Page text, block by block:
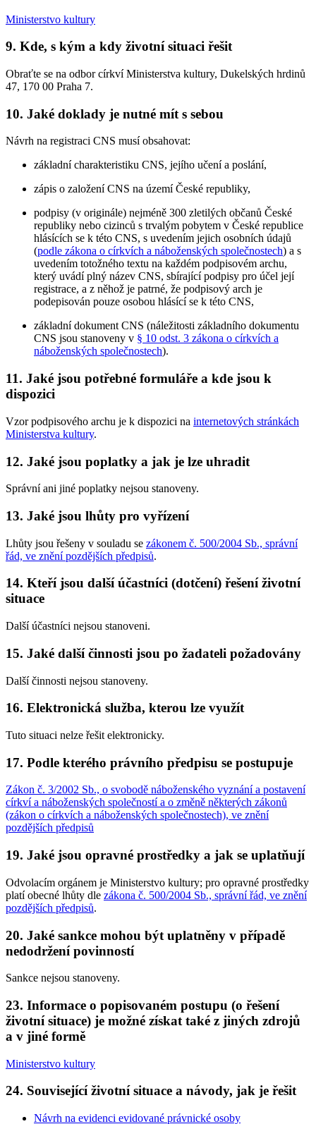
Ministerstvo kultury
9. Kde, s kým a kdy životní situaci řešit
Obraťte se na odbor církví Ministerstva kultury, Dukelských hrdinů
47, 170 00 Praha 7.
10. Jaké doklady je nutné mít s sebou
Návrh na registraci CNS musí obsahovat:
základní charakteristiku CNS, jejího učení a poslání,
zápis o založení CNS na území České republiky,
podpisy (v originále) nejméně 300 zletilých občanů České
republiky nebo cizinců s trvalým pobytem v České republice
hlásících se k této CNS, s uvedením jejich osobních údajů
(podle zákona o církvích a náboženských společnostech) a s
uvedením totožného textu na každém podpisovém archu,
který uvádí plný název CNS, sbírající podpisy pro účel její
registrace, a z něhož je patrné, že podpisový arch je
podepisován pouze osobou hlásící se k této CNS,
základní dokument CNS (náležitosti základního dokumentu
CNS jsou stanoveny v § 10 odst. 3 zákona o církvích a
náboženských společnostech).
11. Jaké jsou potřebné formuláře a kde jsou k
dispozici
Vzor podpisového archu je k dispozici na internetových stránkách
Ministerstva kultury.
12. Jaké jsou poplatky a jak je lze uhradit
Správní ani jiné poplatky nejsou stanoveny.
13. Jaké jsou lhůty pro vyřízení
Lhůty jsou řešeny v souladu se zákonem č. 500/2004 Sb., správní
řád, ve znění pozdějších předpisů.
14. Kteří jsou další účastníci (dotčení) řešení životní
situace
Další účastníci nejsou stanoveni.
15. Jaké další činnosti jsou po žadateli požadovány
Další činnosti nejsou stanoveny.
16. Elektronická služba, kterou lze využít
Tuto situaci nelze řešit elektronicky.
17. Podle kterého právního předpisu se postupuje
Zákon č. 3/2002 Sb., o svobodě náboženského vyznání a postavení
církví a náboženských společností a o změně některých zákonů
(zákon o církvích a náboženských společnostech), ve znění
pozdějších předpisů
19. Jaké jsou opravné prostředky a jak se uplatňují
Odvolacím orgánem je Ministerstvo kultury; pro opravné prostředky
platí obecné lhůty dle zákona č. 500/2004 Sb., správní řád, ve znění
pozdějších předpisů.
20. Jaké sankce mohou být uplatněny v případě
nedodržení povinností
Sankce nejsou stanoveny.
23. Informace o popisovaném postupu (o řešení
životní situace) je možné získat také z jiných zdrojů
a v jiné formě
Ministerstvo kultury
24. Související životní situace a návody, jak je řešit
Návrh na evidenci evidované právnické osoby